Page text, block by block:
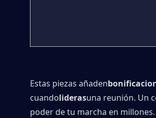
Estas piezas añaden
cuandoliderasuna reunión. Un
poder de tu marcha en millones.